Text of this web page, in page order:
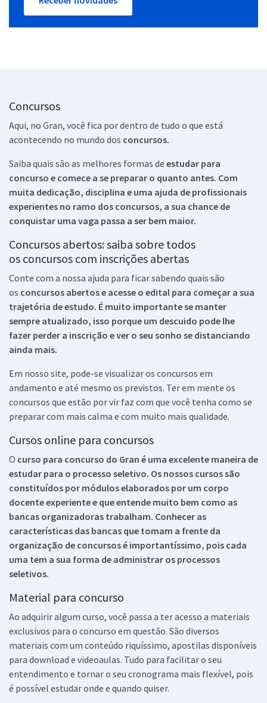
Concursos
Aqui, no Gran, você fica por dentro de tudo o que está
acontecendo no mundo dos concursos.
Saiba quais são as melhores formas de estudar para
concurso e comece a se preparar o quanto antes. Com
muita dedicação, disciplina e uma ajuda de profissionais
experientes no ramo dos concursos, a sua chance de
conquistar uma vaga passa a ser bem maior.
Concursos abertos: saiba sobre todos
os concursos com inscrições abertas
Conte com a nossa ajuda para ficar sabendo quais são
os concursos abertos e acesse o edital para começar a sua
trajetória de estudo. É muito importante se manter
sempre atualizado, isso porque um descuido pode lhe
fazer perder a inscrição e ver o seu sonho se distanciando
ainda mais.
Em nosso site, pode-se visualizar os concursos em
andamento e até mesmo os previstos. Ter em mente os
concursos que estão por vir faz com que você tenha como se
preparar com mais calma e com muito mais qualidade.
Cursos online para concursos
O curso para concurso do Gran é uma excelente maneira de
estudar para o processo seletivo. Os nossos cursos são
constituídos por módulos elaborados por um corpo
docente experiente e que entende muito bem como as
bancas organizadoras trabalham. Conhecer as
características das bancas que tomam a frente da
organização de concursos é importantíssimo, pois cada
uma tem a sua forma de administrar os processos
seletivos.
Material para concurso
Ao adquirir algum curso, você passa a ter acesso a materiais
exclusivos para o concurso em questão. São diversos
materiais com um conteúdo riquíssimo, apostilas disponíveis
para download e videoaulas. Tudo para facilitar o seu
entendimento e tornar o seu cronograma mais flexível, pois
é possível estudar onde e quando quiser.